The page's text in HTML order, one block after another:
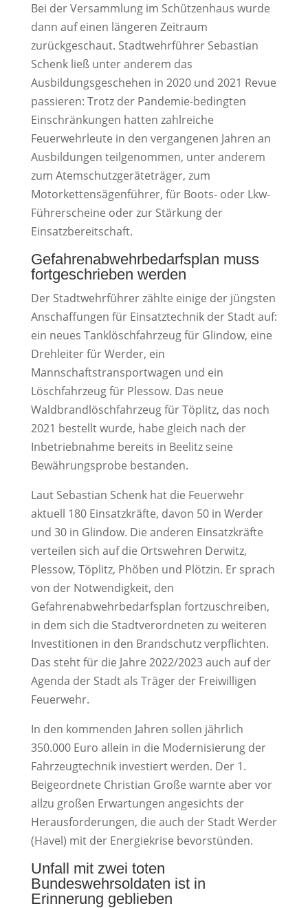
Bei der Versammlung im Schützenhaus wurde
dann auf einen längeren Zeitraum
zurückgeschaut. Stadtwehrführer Sebastian
Schenk ließ unter anderem das
Ausbildungsgeschehen in 2020 und 2021 Revue
passieren: Trotz der Pandemie-bedingten
Einschränkungen hatten zahlreiche
Feuerwehrleute in den vergangenen Jahren an
Ausbildungen teilgenommen, unter anderem
zum Atemschutzgeräteträger, zum
Motorkettensägenführer, für Boots- oder Lkw-
Führerscheine oder zur Stärkung der
Einsatzbereitschaft.
Gefahrenabwehrbedarfsplan muss
fortgeschrieben werden
Der Stadtwehrführer zählte einige der jüngsten
Anschaffungen für Einsatztechnik der Stadt auf:
ein neues Tanklöschfahrzeug für Glindow, eine
Drehleiter für Werder, ein
Mannschaftstransportwagen und ein
Löschfahrzeug für Plessow. Das neue
Waldbrandlöschfahrzeug für Töplitz, das noch
2021 bestellt wurde, habe gleich nach der
Inbetriebnahme bereits in Beelitz seine
Bewährungsprobe bestanden.
Laut Sebastian Schenk hat die Feuerwehr
aktuell 180 Einsatzkräfte, davon 50 in Werder
und 30 in Glindow. Die anderen Einsatzkräfte
verteilen sich auf die Ortswehren Derwitz,
Plessow, Töplitz, Phöben und Plötzin. Er sprach
von der Notwendigkeit, den
Gefahrenabwehrbedarfsplan fortzuschreiben,
in dem sich die Stadtverordneten zu weiteren
Investitionen in den Brandschutz verpflichten.
Das steht für die Jahre 2022/2023 auch auf der
Agenda der Stadt als Träger der Freiwilligen
Feuerwehr.
In den kommenden Jahren sollen jährlich
350.000 Euro allein in die Modernisierung der
Fahrzeugtechnik investiert werden. Der 1.
Beigeordnete Christian Große warnte aber vor
allzu großen Erwartungen angesichts der
Herausforderungen, die auch der Stadt Werder
(Havel) mit der Energiekrise bevorstünden.
Unfall mit zwei toten
Bundeswehrsoldaten ist in
Erinnerung geblieben